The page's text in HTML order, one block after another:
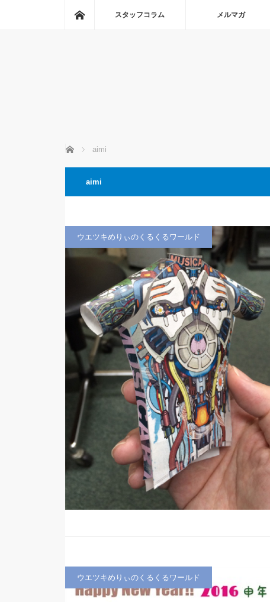
ホームスタッフコラム メルマガ
ホーム aimi
aimi
ウエツキめりぃのくるくるワールド
ウエツキめりぃのくるくるワールド